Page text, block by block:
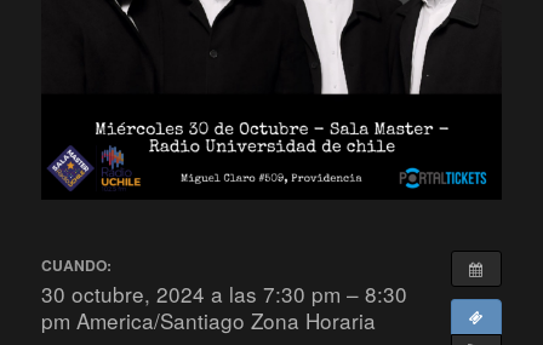
CUANDO:
30 octubre, 2024 a las 7:30 pm – 8:30
pmAmerica/Santiago Zona Horaria